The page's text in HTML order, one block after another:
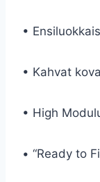
•
• Kahvat
• High
• “Ready to